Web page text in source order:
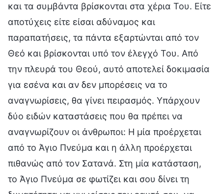
και τα συμβάντα βρίσκονται στα χέρια Του. Είτε
αποτύχεις είτε είσαι αδύναμος και
παραπατήσεις, τα πάντα εξαρτώνται από τον
Θεό και βρίσκονται υπό τον έλεγχό Του. Από
την πλευρά του Θεού, αυτό αποτελεί δοκιμασία
για εσένα και αν δεν μπορέσεις να το
αναγνωρίσεις, θα γίνει πειρασμός. Υπάρχουν
δύο ειδών καταστάσεις που θα πρέπει να
αναγνωρίζουν οι άνθρωποι: Η μία προέρχεται
από το Άγιο Πνεύμα και η άλλη προέρχεται
πιθανώς από τον Σατανά. Στη μία κατάσταση,
το Άγιο Πνεύμα σε φωτίζει και σου δίνει τη